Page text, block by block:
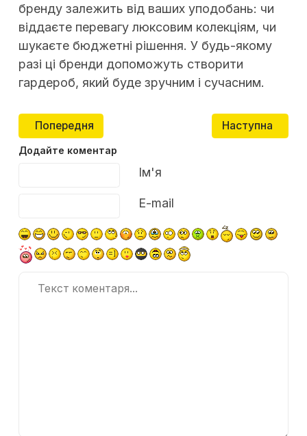
бренду залежить від ваших уподобань: чи
віддаєте перевагу люксовим колекціям, чи
шукаєте бюджетні рішення. У будь-якому
разі ці бренди допоможуть створити
гардероб, який буде зручним і сучасним.
Попередня стаття: Найпопулярніші спортивні
Попередня Наступна
Наступна
Додайте коментар
Ім'я
E-mail